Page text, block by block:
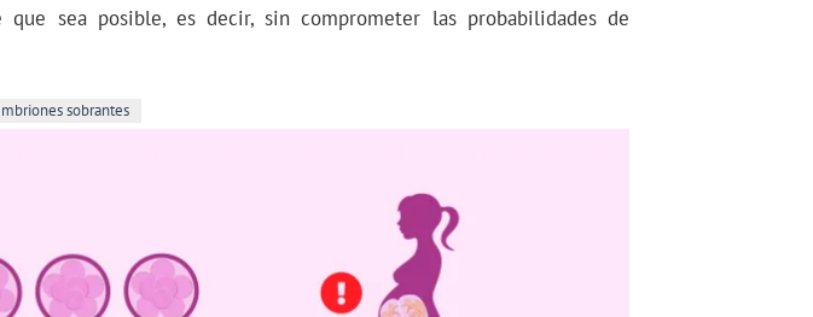
que sea posible, es decir, sin comprometer las probabilidades de
sobrantes